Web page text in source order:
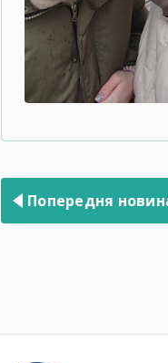
записів
Попередня